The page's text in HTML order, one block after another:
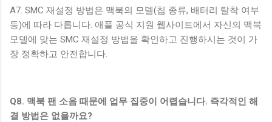
A7. SMC 재설정 방법은 맥북의 모델(칩 종류, 배터리 탈착 여부
등)에 따라 다릅니다. 애플 공식 지원 웹사이트에서 자신의 맥북
모델에 맞는 SMC 재설정 방법을 확인하고 진행하시는 것이 가
장 정확하고 안전합니다.
Q8. 맥북 팬 소음 때문에 업무 집중이 어렵습니다. 즉각적인 해
결 방법은 없을까요?